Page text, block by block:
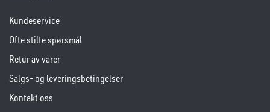
Kundeservice
Ofte stilte spørsmål
Retur av varer
Salgs- og leveringsbetingelser
Kontakt oss